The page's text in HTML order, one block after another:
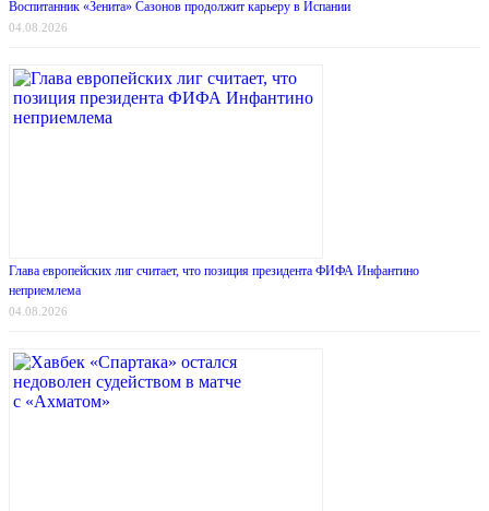
Воспитанник «Зенита» Сазонов продолжит карьеру в Испании
04.08.2026
Глава европейских лиг считает, что позиция президента ФИФА Инфантино
неприемлема
04.08.2026